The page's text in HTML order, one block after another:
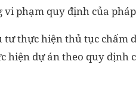
vi phạm quy định của
tư thực hiện thủ tục
hiện dự án theo quy định